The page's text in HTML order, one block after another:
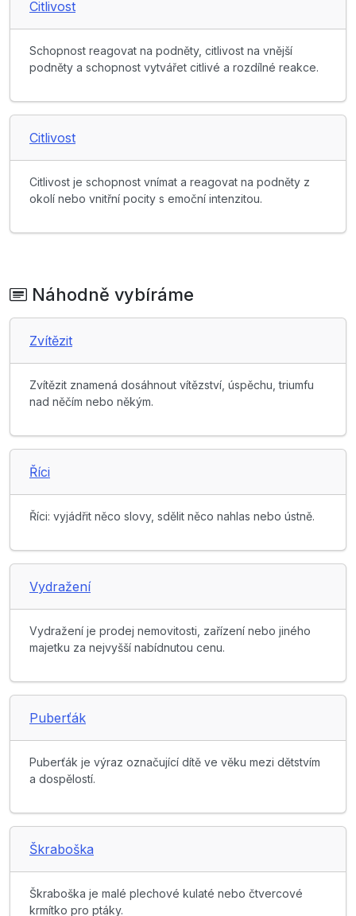
Citlivost
Schopnost reagovat na podněty, citlivost na vnější
podněty a schopnost vytvářet citlivé a rozdílné reakce.
Citlivost
Citlivost je schopnost vnímat a reagovat na podněty z
okolí nebo vnitřní pocity s emoční intenzitou.
Náhodně vybíráme
Zvítězit
Zvítězit znamená dosáhnout vítězství, úspěchu, triumfu
nad něčím nebo někým.
Říci
Říci: vyjádřit něco slovy, sdělit něco nahlas nebo ústně.
Vydražení
Vydražení je prodej nemovitosti, zařízení nebo jiného
majetku za nejvyšší nabídnutou cenu.
Puberťák
Puberťák je výraz označující dítě ve věku mezi dětstvím
a dospělostí.
Škraboška
Škraboška je malé plechové kulaté nebo čtvercové
krmítko pro ptáky.